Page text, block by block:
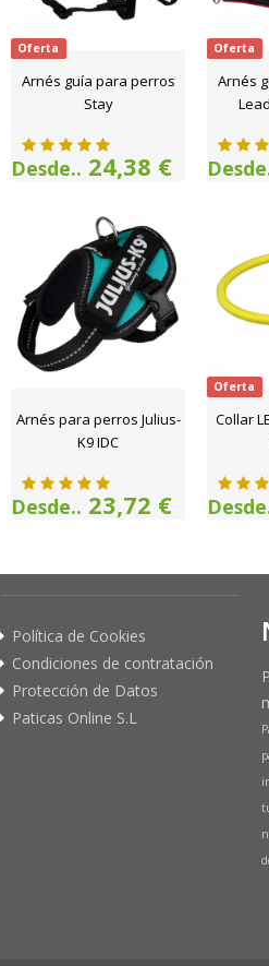
Oferta
Arnés guía para perros
Stay
Desde.. 24,38 €
Oferta
Arnés
Arnés para perros Julius-
K9 IDC
Desde.. 23,72 €
Oferta
Collar
Política de Cookies
Condiciones de contratación
Protección de Datos
Paticas Online S.L